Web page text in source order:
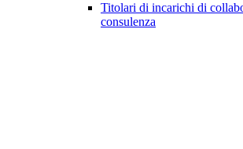
Titolari di incarichi di
consulenza